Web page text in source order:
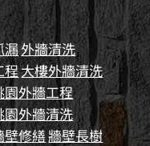
漏外牆清洗
程大樓外牆清洗
園外牆工程
園外牆清洗
壁修繕牆壁長樹